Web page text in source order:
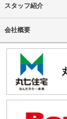
スタッフ紹介
会社概要